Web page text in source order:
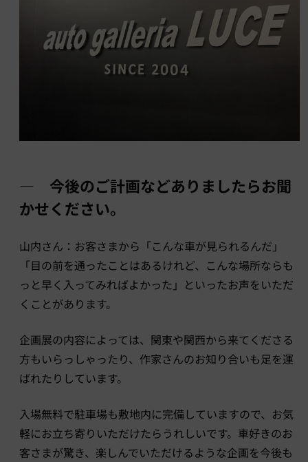
― 今後のご計画などありましたらお聞
かせください。
山内さん：お客さまから「こんな車が見られるんだ」
「目の前を通ったことはあるけれど、こんな場所ならも
っと早く入ってみればよかった」といったお声をいただ
くことがあります。
企画展の内容によっては、関東や関西から来てくださる
方もいらっしゃったり、作家さんのお知り合いも足を運
ばれたりしています。
入場無料で駐車場も敷地内に完備していますので、お気
軽にお立ち寄りいただけたらうれしいです。車好きのお
客さまが驚き、楽しんでいただけるような企画を今後も